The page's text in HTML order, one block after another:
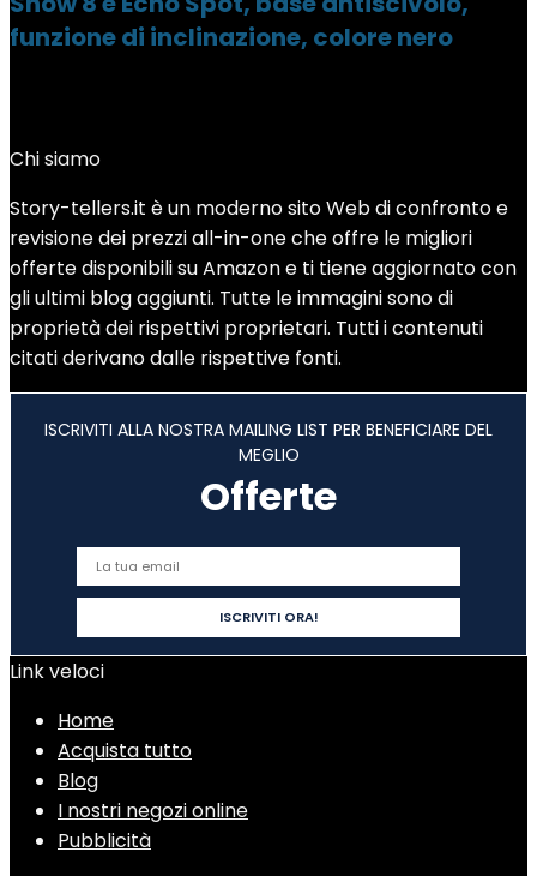
funzione di inclinazione, colore nero
Chi siamo
Story-tellers.it è un moderno sito Web di confronto e
revisione dei prezzi all-in-one che offre le migliori
offerte disponibili su Amazon e ti tiene aggiornato con
gli ultimi blog aggiunti. Tutte le immagini sono di
proprietà dei rispettivi proprietari. Tutti i contenuti
citati derivano dalle rispettive fonti.
ISCRIVITI ALLA NOSTRA MAILING LIST PER BENEFICIARE DEL
MEGLIO
Offerte
Link veloci
Home
Acquista tutto
Blog
I nostri negozi online
Pubblicità